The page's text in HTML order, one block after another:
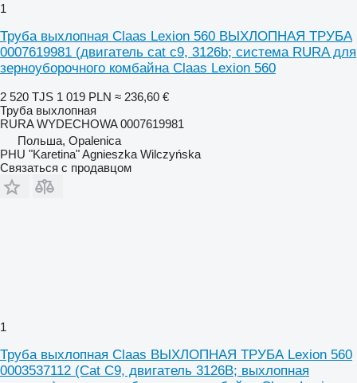
1
Труба выхлопная Claas Lexion 560 ВЫХЛОПНАЯ ТРУБА
0007619981 (двигатель cat c9, 3126b; система RURA для
зерноуборочного комбайна Claas Lexion 560
2 520 TJS 1 019 PLN ≈ 236,60 €
Труба выхлопная
RURA WYDECHOWA 0007619981
Польша, Opalenica
PHU "Karetina" Agnieszka Wilczyńska
Связаться с продавцом
1
Труба выхлопная Claas ВЫХЛОПНАЯ ТРУБА Lexion 560
0003537112 (Cat C9, двигатель 3126B; выхлопная